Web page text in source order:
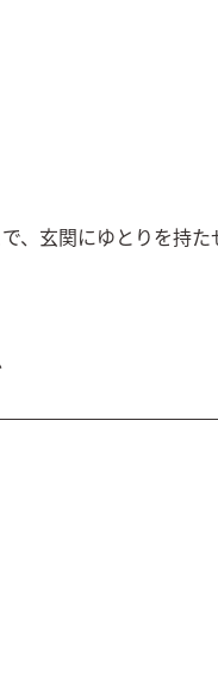
、玄関にゆとりを持た